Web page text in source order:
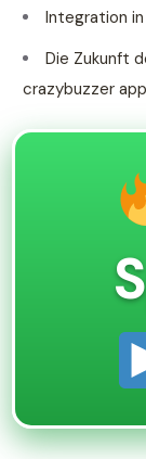
Integration
Die Zukunft
crazybuzzer app